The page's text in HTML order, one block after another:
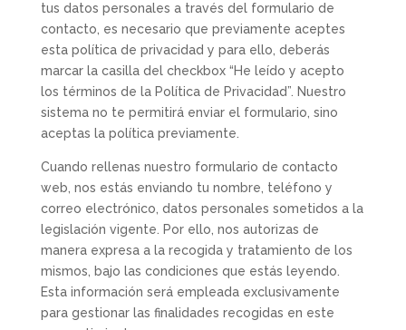
tus datos personales a través del formulario de
contacto, es necesario que previamente aceptes
esta política de privacidad y para ello, deberás
marcar la casilla del checkbox “He leído y acepto
los términos de la Política de Privacidad”. Nuestro
sistema no te permitirá enviar el formulario, sino
aceptas la política previamente.
Cuando rellenas nuestro formulario de contacto
web, nos estás enviando tu nombre, teléfono y
correo electrónico, datos personales sometidos a la
legislación vigente. Por ello, nos autorizas de
manera expresa a la recogida y tratamiento de los
mismos, bajo las condiciones que estás leyendo.
Esta información será empleada exclusivamente
para gestionar las finalidades recogidas en este